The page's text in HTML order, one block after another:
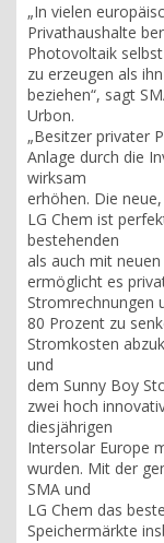
„In vielen
Privathaushalte
Photovoltaik selbst
zu erzeugen als
beziehen“, sagt
Urbon.
„Besitzer privater
Anlage durch die
wirksam
erhöhen. Die
LG Chem ist
bestehenden
als auch mit
ermöglicht es
Stromrechnungen
80 Prozent zu
Stromkosten
und
dem Sunny Boy
zwei hoch
diesjährigen
Intersolar Europe
wurden. Mit der
SMA und
LG Chem das
Speichermärkte